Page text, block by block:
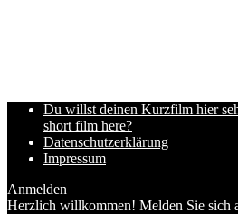
Du willst deinen Kurzfilm hier
short film here?
Datenschutzerklärung
Impressum
Anmelden
Herzlich willkommen! Melden Sie sich